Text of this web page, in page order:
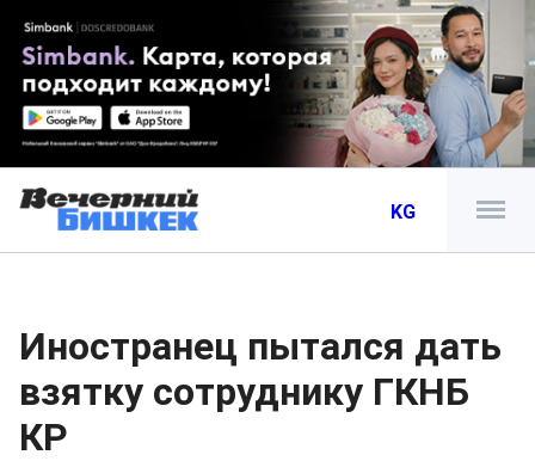
KG
Иностранец пытался дать
взятку сотруднику ГКНБ
КР